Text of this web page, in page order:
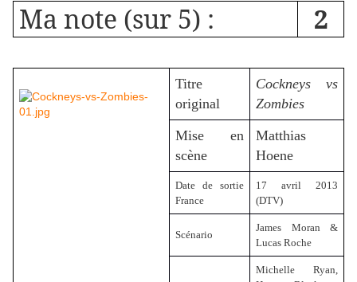
Ma note (sur 5) : 2
Titre
original
Cockneys vs
Zombies
Mise en
scène
Matthias
Hoene
Date de sortie
France
17 avril 2013
(DTV)
Scénario
James Moran &
Lucas Roche
Michelle Ryan,